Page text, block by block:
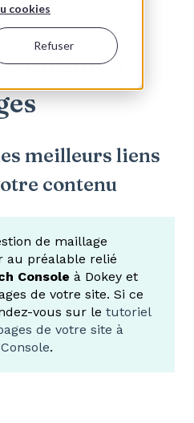
cookies
Refuser
à
meilleurs liens
contenu
de maillage
au préalable relié
Console à Dokey et
de votre site. Si ce
vous sur le tutoriel
de votre site à
.